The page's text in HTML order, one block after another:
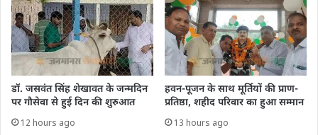
डॉ. जसवंत सिंह शेखावत के जन्मदिन
पर गौसेवा से हुई दिन की शुरुआत
12 hours ago
हवन-पूजन के साथ मूर्तियों की प्राण-
प्रतिष्ठा, शहीद परिवार का हुआ सम्मान
13 hours ago